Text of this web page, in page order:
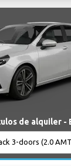
de alquiler -